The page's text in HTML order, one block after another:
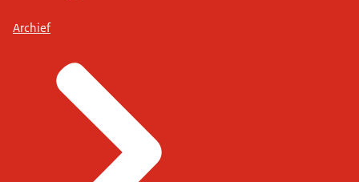
Archief